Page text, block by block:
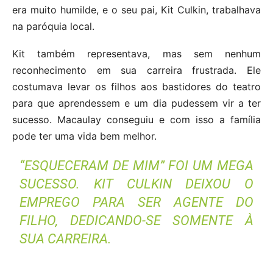
era muito humilde, e o seu pai, Kit Culkin, trabalhava
na paróquia local.
Kit também representava, mas sem nenhum
reconhecimento em sua carreira frustrada. Ele
costumava levar os filhos aos bastidores do teatro
para que aprendessem e um dia pudessem vir a ter
sucesso. Macaulay conseguiu e com isso a família
pode ter uma vida bem melhor.
“ESQUECERAM DE MIM” FOI UM MEGA
SUCESSO. KIT CULKIN DEIXOU O
EMPREGO PARA SER AGENTE DO
FILHO, DEDICANDO-SE SOMENTE À
SUA CARREIRA.